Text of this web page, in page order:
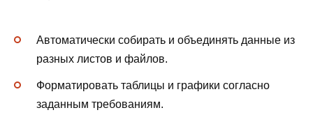
Автоматически собирать и объединять данные из
разных листов и файлов.
Форматировать таблицы и графики согласно
заданным требованиям.